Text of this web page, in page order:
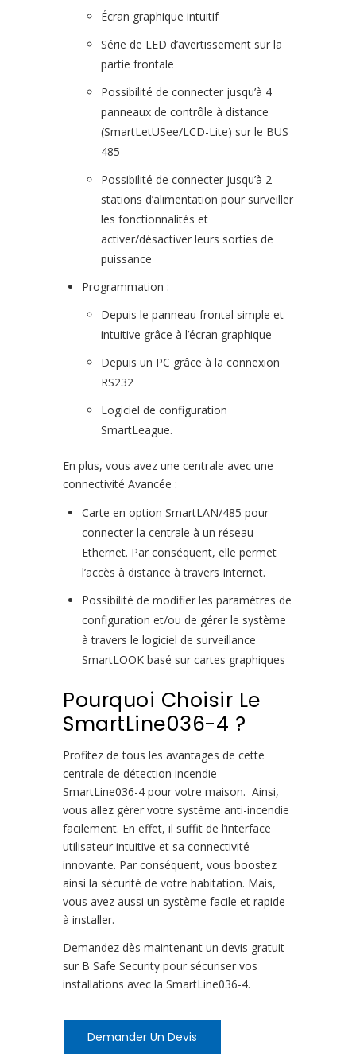
Écran graphique intuitif
Série de LED d’avertissement sur la
partie frontale
Possibilité de connecter jusqu’à 4
panneaux de contrôle à distance
(SmartLetUSee/LCD-Lite) sur le BUS
485
Possibilité de connecter jusqu’à 2
stations d’alimentation pour surveiller
les fonctionnalités et
activer/désactiver leurs sorties de
puissance
Programmation :
Depuis le panneau frontal simple et
intuitive grâce à l’écran graphique
Depuis un PC grâce à la connexion
RS232
Logiciel de configuration
SmartLeague.
En plus, vous avez une centrale avec une
connectivité Avancée :
Carte en option SmartLAN/485 pour
connecter la centrale à un réseau
Ethernet. Par conséquent, elle permet
l’accès à distance à travers Internet.
Possibilité de modifier les paramètres de
configuration et/ou de gérer le système
à travers le logiciel de surveillance
SmartLOOK basé sur cartes graphiques
Pourquoi Choisir Le
SmartLine036-4 ?
Profitez de tous les avantages de cette
centrale de détection incendie
SmartLine036-4 pour votre maison. Ainsi,
vous allez gérer votre système anti-incendie
facilement. En effet, il suffit de l’interface
utilisateur intuitive et sa connectivité
innovante. Par conséquent, vous boostez
ainsi la sécurité de votre habitation. Mais,
vous avez aussi un système facile et rapide
à installer.
Demandez dès maintenant un devis gratuit
sur B Safe Security pour sécuriser vos
installations avec la SmartLine036-4.
Demander Un Devis